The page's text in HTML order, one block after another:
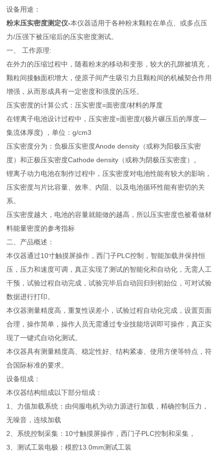
设备用途：
粉末压实密度测定仪-本仪器适用于各种粉末颗粒在单点、或多点压
力/压强下被压缩后的压实密度测试。
一、 工作原理:
在外力的压缩过程中，随着粉末的移动和变形，较大的孔隙被填充，
颗粒间接触面积增大，使原子间产生吸引力且颗粒间的机械契合作用
增强，从而形成具有一定密度和强度的压坯。
压实密度的计算公式：压实密度=面密度/材料的厚度
在锂离子电池设计过程中，压实密度=面密度/(极片碾压后的厚度—
集流体厚度) ，单位：g/cm3
压实密度分为：负极压实密度Anode density（或称为阳极压实密
度）和正极压实密度Cathode density（或称为阴极压实密度）。
锂离子动力电池在制作过程中，压实密度对电池性能有较大的影响，
压实密度与片比容量、效率、内阻、以及电池循环性能有密切的关
系。
压实密度越大，电池的容量就能做的越高，所以压实密度也被看做材
料能量密度的参考指标
二、产品概述：
本仪器通过10寸触摸屏操作，西门子PLC控制，智能加载并保持恒
压，压力和速度可调，真正实现了测试的智能化和自动化，无需人工
干预，试验过程自动完成，试验完毕后自动回归到初始位，可对试验
数据进行打印。
本仪器测量精度高，重复性误差小，试验过程自动化完成，设置页面
合理，操作简单，操作人员无需通过专业技能培训即可操作，真正实
现了一键式自动化测试。
本仪器具有测量精度高、稳定性好、结构紧凑、使用方便等特点，符
合国际标准的要求。
设备组成：
本仪器结构组成以下部分组成：
1、力值加载系统：由伺服电机为动力源进行加载，精确控制压力，
无噪音，连续加载
2、系统控制采集：10寸触摸屏操作，西门子PLC控制和采集，
3、测试工装电极：模腔13.0mm测试工装